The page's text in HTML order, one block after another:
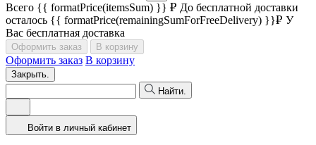
Всего {{ formatPrice(itemsSum) }}
До бесплатной доставки
осталось {{ formatPrice(remainingSumForFreeDelivery) }}
У
Вас бесплатная доставка
Оформить заказ В корзину
Оформить заказ В корзину
Закрыть.
Найти.
Войти в личный кабинет